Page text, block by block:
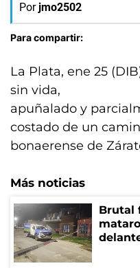
Por jmo2502
Para compartir:
La Plata, ene 25
sin vida,
apuñalado y
costado de un
bonaerense de
Más noticias
Brutal